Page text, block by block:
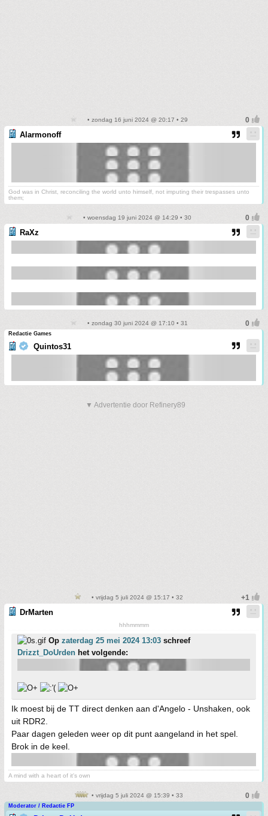
• zondag 16 juni 2024 @ 20:17 • 29
Alarmonoff
God was in Christ, reconciling the world unto himself, not imputing their trespasses unto
them;
• woensdag 19 juni 2024 @ 14:29 • 30
RaXz
• zondag 30 juni 2024 @ 17:10 • 31
Redactie Games
Quintos31
▼ Advertentie door Refinery89
• vrijdag 5 juli 2024 @ 15:17 • 32
DrMarten
hhhmmmm
Op zaterdag 25 mei 2024 13:03 schreef
Drizzt_DoUrden het volgende:
Ik moest bij de TT direct denken aan d'Angelo - Unshaken, ook
uit RDR2.
Paar dagen geleden weer op dit punt aangeland in het spel.
Brok in de keel.
A mind with a heart of it's own
• vrijdag 5 juli 2024 @ 15:39 • 33
Moderator / Redactie FP